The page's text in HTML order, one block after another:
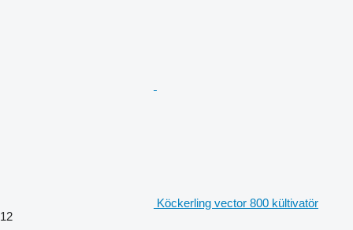
Köckerling vector 800 kültivatör
12